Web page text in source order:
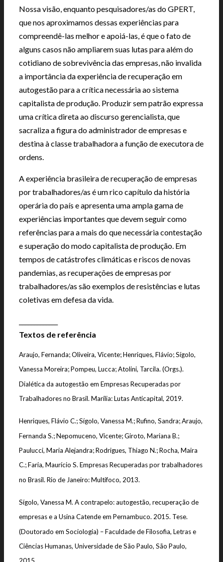
Nossa visão, enquanto pesquisadores/as do GPERT,
que nos aproximamos dessas experiências para
compreendê-las melhor e apoiá-las, é que o fato de
alguns casos não ampliarem suas lutas para além do
cotidiano de sobrevivência das empresas, não invalida
a importância da experiência de recuperação em
autogestão para a crítica necessária ao sistema
capitalista de produção. Produzir sem patrão expressa
uma crítica direta ao discurso gerencialista, que
sacraliza a figura do administrador de empresas e
destina à classe trabalhadora a função de executora de
ordens.
A experiência brasileira de recuperação de empresas
por trabalhadores/as é um rico capítulo da história
operária do país e apresenta uma ampla gama de
experiências importantes que devem seguir como
referências para a mais do que necessária contestação
e superação do modo capitalista de produção. Em
tempos de catástrofes climáticas e riscos de novas
pandemias, as recuperações de empresas por
trabalhadores/as são exemplos de resistências e lutas
coletivas em defesa da vida.
Textos de referência
Araujo, Fernanda; Oliveira, Vicente; Henriques, Flávio; Sígolo,
Vanessa Moreira; Pompeu, Lucca; Atolini, Tarcila. (Orgs.).
Dialética da autogestão em Empresas Recuperadas por
Trabalhadores no Brasil. Marília: Lutas Anticapital, 2019.
Henriques, Flávio C.; Sígolo, Vanessa M.; Rufino, Sandra; Araujo,
Fernanda S.; Nepomuceno, Vicente; Giroto, Mariana B.;
Paulucci, Maria Alejandra; Rodrigues, Thiago N.; Rocha, Maira
C.; Faria, Maurício S. Empresas Recuperadas por trabalhadores
no Brasil. Rio de Janeiro: Multifoco, 2013.
Sígolo, Vanessa M. A contrapelo: autogestão, recuperação de
empresas e a Usina Catende em Pernambuco. 2015. Tese.
(Doutorado em Sociologia) – Faculdade de Filosofia, Letras e
Ciências Humanas, Universidade de São Paulo, São Paulo,